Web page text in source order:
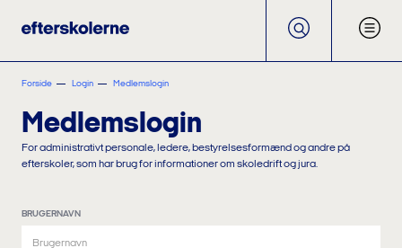
Forside Login Medlemslogin
Medlemslogin
For administrativt personale, ledere, bestyrelsesformænd og andre på
efterskoler, som har brug for informationer om skoledrift og jura.
BRUGERNAVN